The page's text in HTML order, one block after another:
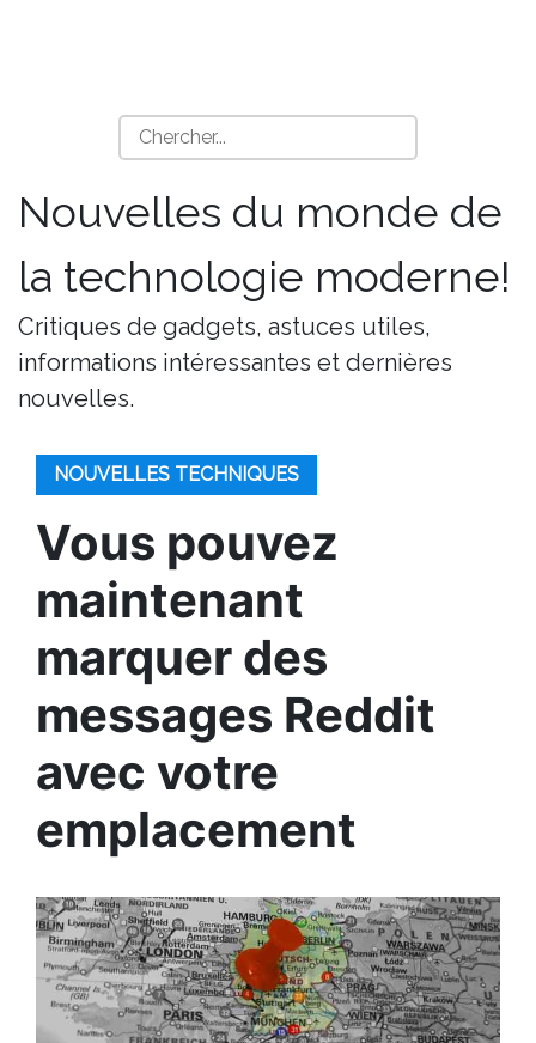
Nouvelles du monde de
la technologie moderne!
Critiques de gadgets, astuces utiles,
informations intéressantes et dernières
nouvelles.
NOUVELLES TECHNIQUES
Vous pouvez
maintenant
marquer des
messages Reddit
avec votre
emplacement